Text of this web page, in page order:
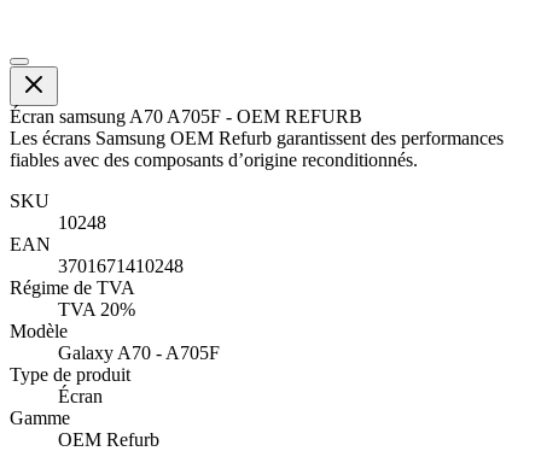
Écran samsung A70 A705F - OEM REFURB
Les écrans Samsung OEM Refurb garantissent des performances
fiables avec des composants d’origine reconditionnés.
SKU
10248
EAN
3701671410248
Régime de TVA
TVA 20%
Modèle
Galaxy A70 - A705F
Type de produit
Écran
Gamme
OEM Refurb